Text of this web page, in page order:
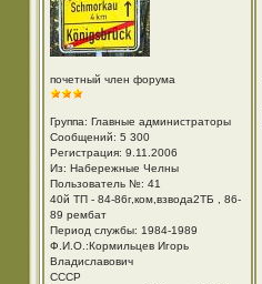
почетный член форума
Группа: Главные администраторы
Сообщений: 5 300
Регистрация: 9.11.2006
Из: Набережные Челны
Пользователь №: 41
40й ТП - 84-86г,ком,взвода2ТБ , 86-
89 рембат
Период службы: 1984-1989
Ф.И.О.:Кормильцев Игорь
Владиславович
СССР